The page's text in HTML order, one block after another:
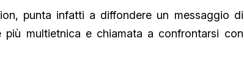
punta infatti a diffondere un messaggio di
multietnica e chiamata a confrontarsi con